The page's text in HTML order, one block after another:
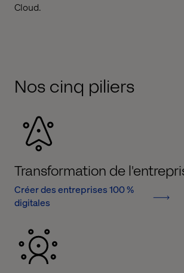
Cloud.
Nos cinq piliers
Transformation de
Créer des entreprises 100 %
digitales